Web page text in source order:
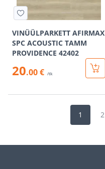
VINÜÜLPARKETT AFIRMAX
SPC ACOUSTIC TAMM
PROVIDENCE 42402
20.00 € /tk
1 2